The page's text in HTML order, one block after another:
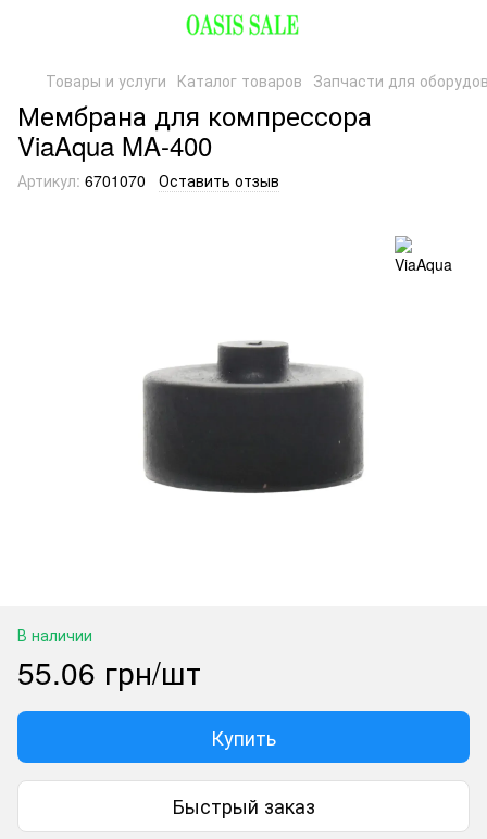
Товары и услуги Каталог товаров Запчасти для
Мембрана для компрессора
ViaAqua MA-400
Артикул: 6701070 Оставить отзыв
В наличии
55.06 грн/шт
Купить
Быстрый заказ